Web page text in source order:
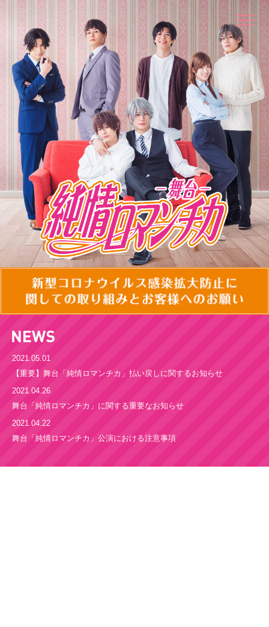
2021.05.01
【重要】舞台「純情ロマンチカ」払い戻しに関するお知らせ
2021.04.26
舞台「純情ロマンチカ」に関する重要なお知らせ
2021.04.22
舞台「純情ロマンチカ」公演における注意事項